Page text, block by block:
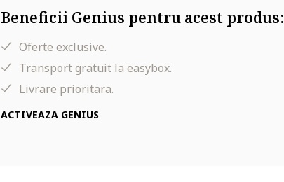
Beneficii Genius pentru acest produs:
Oferte exclusive.
Transport gratuit la easybox.
Livrare prioritara.
ACTIVEAZA GENIUS